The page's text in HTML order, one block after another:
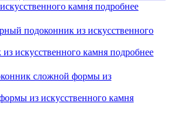
камня подробнее
искусственного камня подробнее
из искусственного камня